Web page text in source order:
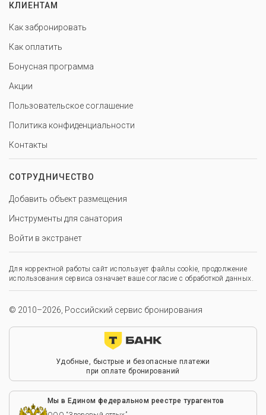
КЛИЕНТАМ
Как забронировать
Как оплатить
Бонусная программа
Акции
Пользовательское соглашение
Политика конфиденциальности
Контакты
СОТРУДНИЧЕСТВО
Добавить объект размещения
Инструменты для санатория
Войти в экстранет
Для корректной работы сайт использует файлы cookie, продолжение
использования сервиса означает ваше согласие с обработкой данных.
© 2010–2026, Российский сервис бронирования
Удобные, быстрые и безопасные платежи
при оплате бронирований
Мы в Едином федеральном реестре турагентов